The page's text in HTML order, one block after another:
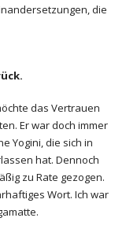
die
das Vertrauen
Er war doch immer
Yogini, die sich in
hat. Dennoch
zu Rate gezogen.
Wort. Ich war